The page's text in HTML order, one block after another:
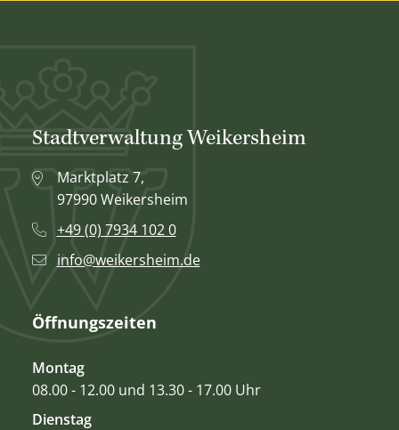
Stadtverwaltung Weikersheim
Marktplatz 7,
97990 Weikersheim
+49 (0) 7934 102 0
info@weikersheim.de
Öffnungszeiten
Montag
08.00 - 12.00 und 13.30 - 17.00 Uhr
Dienstag